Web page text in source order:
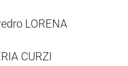
LORENA
CURZI